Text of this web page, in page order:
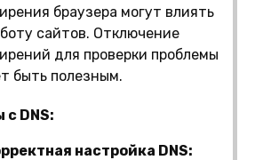
браузера могут влиять
сайтов. Отключение
для проверки проблемы
быть полезным.
DNS:
настройка DNS: